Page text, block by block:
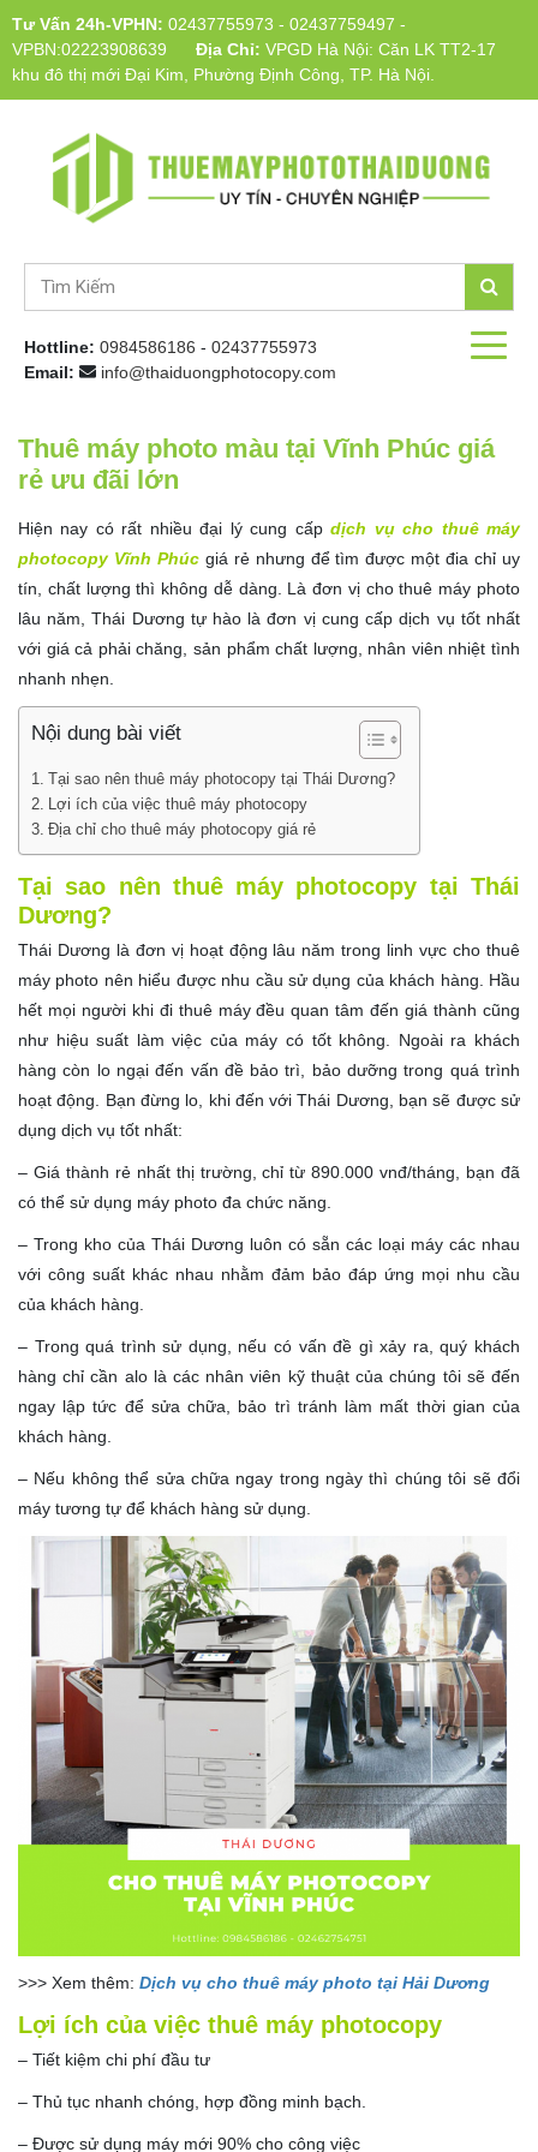
Tư Vấn 24h-VPHN: 02437755973 - 02437759497 -
VPBN:02223908639
Địa Chỉ: VPGD Hà Nội: Căn LK TT2-17
khu đô thị mới Đại Kim, Phường Định Công, TP. Hà Nội.
Hottline: 0984586186 - 02437755973
Email:
info@thaiduongphotocopy.com
Thuê máy photo màu tại Vĩnh Phúc giá
rẻ ưu đãi lớn
Hiện nay có rất nhiều đại lý cung cấpdịch vụ cho thuê máy
photocopy Vĩnh Phúcgiá rẻ nhưng để tìm được một đia chỉ uy
tín, chất lượng thì không dễ dàng. Là đơn vị cho thuê máy photo
lâu năm, Thái Dương tự hào là đơn vị cung cấp dịch vụ tốt nhất
với giá cả phải chăng, sản phẩm chất lượng, nhân viên nhiệt tình
nhanh nhẹn.
Nội dung bài viết
Tại sao nên thuê máy photocopy tại Thái Dương?
Lợi ích của việc thuê máy photocopy
Địa chỉ cho thuê máy photocopy giá rẻ
Tại sao nên thuê máy photocopy tại Thái
Dương?
Thái Dương là đơn vị hoạt động lâu năm trong linh vực cho thuê
máy photo nên hiểu được nhu cầu sử dụng của khách hàng. Hầu
hết mọi người khi đi thuê máy đều quan tâm đến giá thành cũng
như hiệu suất làm việc của máy có tốt không. Ngoài ra khách
hàng còn lo ngại đến vấn đề bảo trì, bảo dưỡng trong quá trình
hoạt động. Bạn đừng lo, khi đến với Thái Dương, bạn sẽ được sử
dụng dịch vụ tốt nhất:
– Giá thành rẻ nhất thị trường, chỉ từ 890.000 vnđ/tháng, bạn đã
có thể sử dụng máy photo đa chức năng.
– Trong kho của Thái Dương luôn có sẵn các loại máy các nhau
với công suất khác nhau nhằm đảm bảo đáp ứng mọi nhu cầu
của khách hàng.
– Trong quá trình sử dụng, nếu có vấn đề gì xảy ra, quý khách
hàng chỉ cần alo là các nhân viên kỹ thuật của chúng tôi sẽ đến
ngay lập tức để sửa chữa, bảo trì tránh làm mất thời gian của
khách hàng.
– Nếu không thể sửa chữa ngay trong ngày thì chúng tôi sẽ đổi
máy tương tự để khách hàng sử dụng.
>>> Xem thêm: Dịch vụ cho thuê máy photo tại Hải Dương
Lợi ích của việc thuê máy photocopy
– Tiết kiệm chi phí đầu tư
– Thủ tục nhanh chóng, hợp đồng minh bạch.
– Được sử dụng máy mới 90% cho công việc